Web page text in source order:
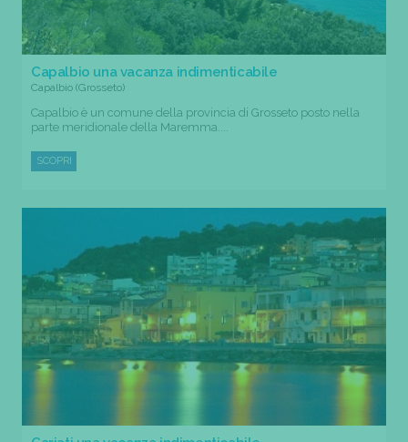
Capalbio una vacanza indimenticabile
Capalbio (Grosseto)
Capalbio è un comune della provincia di Grosseto posto nella
parte meridionale della Maremma....
SCOPRI